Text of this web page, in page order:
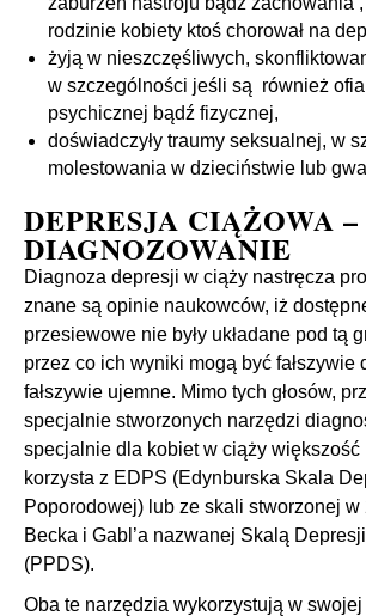
rodzinie kobiety ktoś chorował na
żyją w nieszczęśliwych,
w szczególności jeśli są również
psychicznej bądź fizycznej,
doświadczyły traumy seksualnej, w
molestowania w dzieciństwie lub
DEPRESJA CIĄŻOWA –
DIAGNOZOWANIE
Diagnoza depresji w ciąży nastręcza
znane są opinie naukowców, iż
przesiewowe nie były układane pod tą
przez co ich wyniki mogą być fałszywie
fałszywie ujemne. Mimo tych głosów,
specjalnie stworzonych narzędzi
specjalnie dla kobiet w ciąży większość
korzysta z EDPS (Edynburska Skala
Poporodowej) lub ze skali stworzonej w
Becka i Gabl’a nazwanej Skalą
(PPDS).
Oba te narzędzia wykorzystują w swojej